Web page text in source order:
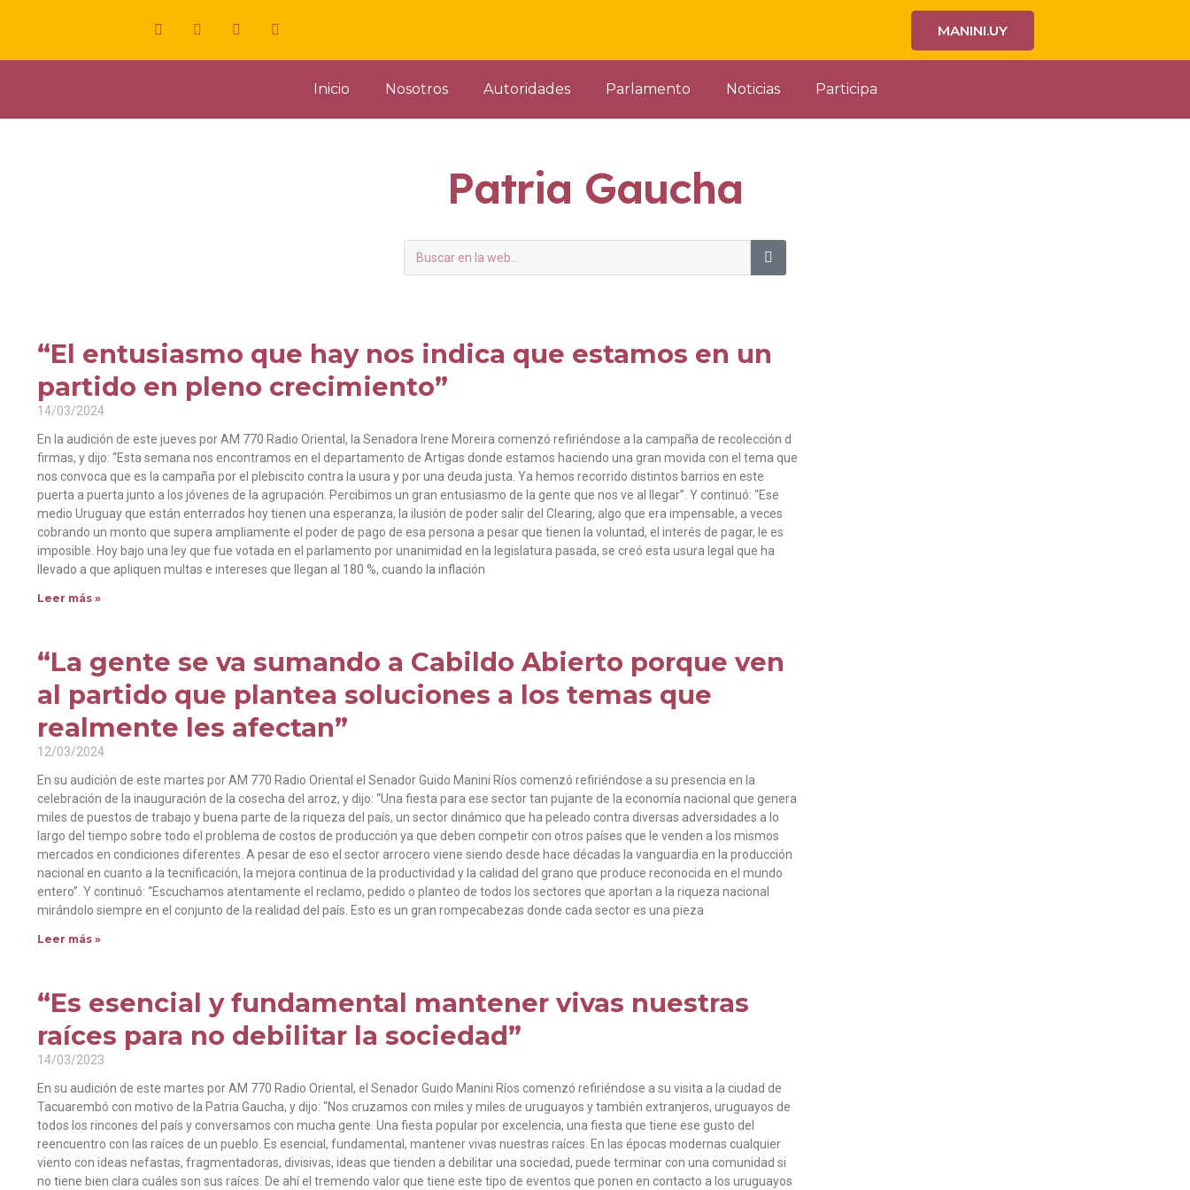
MANINI.UY
Inicio Nosotros Autoridades Parlamento Noticias Participa
Patria Gaucha
“El entusiasmo que hay nos indica que estamos en un
partido en pleno crecimiento”
14/03/2024
En la audición de este jueves por AM 770 Radio Oriental, la Senadora Irene Moreira comenzó refiriéndose a la campaña de recolección d
firmas, y dijo: “Esta semana nos encontramos en el departamento de Artigas donde estamos haciendo una gran movida con el tema que
nos convoca que es la campaña por el plebiscito contra la usura y por una deuda justa. Ya hemos recorrido distintos barrios en este
puerta a puerta junto a los jóvenes de la agrupación. Percibimos un gran entusiasmo de la gente que nos ve al llegar”. Y continuó: “Ese
medio Uruguay que están enterrados hoy tienen una esperanza, la ilusión de poder salir del Clearing, algo que era impensable, a veces
cobrando un monto que supera ampliamente el poder de pago de esa persona a pesar que tienen la voluntad, el interés de pagar, le es
imposible. Hoy bajo una ley que fue votada en el parlamento por unanimidad en la legislatura pasada, se creó esta usura legal que ha
llevado a que apliquen multas e intereses que llegan al 180 %, cuando la inflación
Leer más »
“La gente se va sumando a Cabildo Abierto porque ven
al partido que plantea soluciones a los temas que
realmente les afectan”
12/03/2024
En su audición de este martes por AM 770 Radio Oriental el Senador Guido Manini Ríos comenzó refiriéndose a su presencia en la
celebración de la inauguración de la cosecha del arroz, y dijo: “Una fiesta para ese sector tan pujante de la economía nacional que genera
miles de puestos de trabajo y buena parte de la riqueza del país, un sector dinámico que ha peleado contra diversas adversidades a lo
largo del tiempo sobre todo el problema de costos de producción ya que deben competir con otros países que le venden a los mismos
mercados en condiciones diferentes. A pesar de eso el sector arrocero viene siendo desde hace décadas la vanguardia en la producción
nacional en cuanto a la tecnificación, la mejora continua de la productividad y la calidad del grano que produce reconocida en el mundo
entero”. Y continuó: “Escuchamos atentamente el reclamo, pedido o planteo de todos los sectores que aportan a la riqueza nacional
mirándolo siempre en el conjunto de la realidad del país. Esto es un gran rompecabezas donde cada sector es una pieza
Leer más »
“Es esencial y fundamental mantener vivas nuestras
raíces para no debilitar la sociedad”
14/03/2023
En su audición de este martes por AM 770 Radio Oriental, el Senador Guido Manini Ríos comenzó refiriéndose a su visita a la ciudad de
Tacuarembó con motivo de la Patria Gaucha, y dijo: “Nos cruzamos con miles y miles de uruguayos y también extranjeros, uruguayos de
todos los rincones del país y conversamos con mucha gente. Una fiesta popular por excelencia, una fiesta que tiene ese gusto del
reencuentro con las raíces de un pueblo. Es esencial, fundamental, mantener vivas nuestras raíces. En las épocas modernas cualquier
viento con ideas nefastas, fragmentadoras, divisivas, ideas que tienden a debilitar una sociedad, puede terminar con una comunidad si
no tiene bien clara cuáles son sus raíces. De ahí el tremendo valor que tiene este tipo de eventos que ponen en contacto a los uruguayos